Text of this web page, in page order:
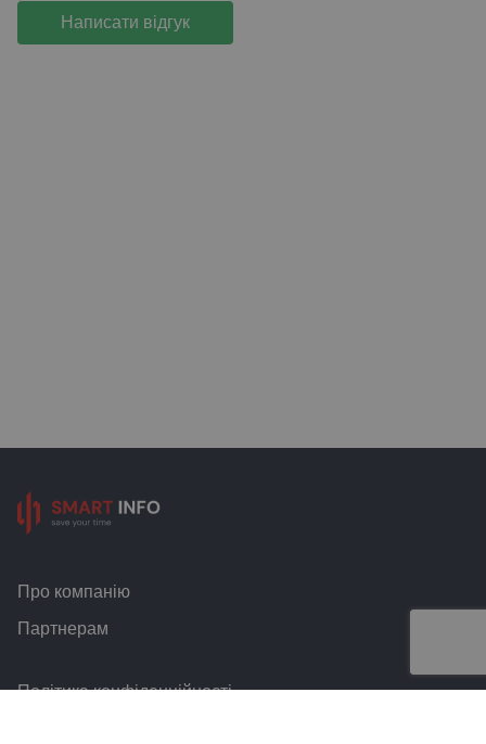
Написати відгук
Про компанію
Партнерам
Політика конфіденційності